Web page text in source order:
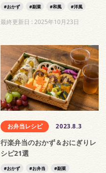
おかず 副菜 和風 洋風
最終更新日 :2025年10月23日
お弁当レシピ 2023.8.3
行楽弁当のおかず＆おにぎりレ
シピ21選
おかず お弁当 副菜